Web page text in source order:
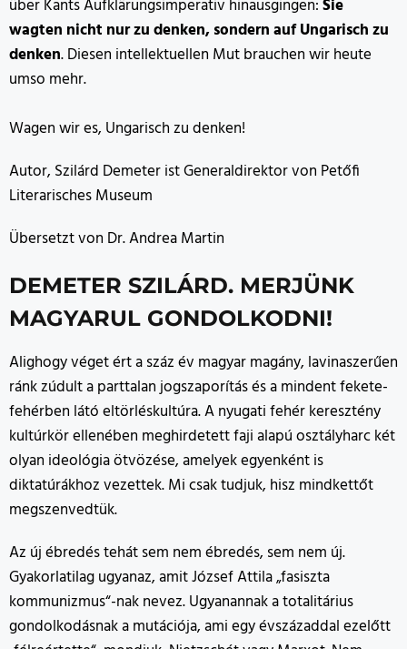
über Kants Aufklärungsimperativ hinausgingen:Sie
wagten nicht nur zu denken, sondern auf Ungarisch zu
denken. Diesen intellektuellen Mut brauchen wir heute
umso mehr.
Wagen wir es, Ungarisch zu denken!
Autor, Szilárd Demeter ist Generaldirektor von Petőfi
Literarisches Museum
Übersetzt von Dr. Andrea Martin
DEMETER SZILÁRD. MERJÜNK
MAGYARUL GONDOLKODNI!
Alighogy véget ért a száz év magyar magány, lavinaszerűen
ránk zúdult a parttalan jogszaporítás és a mindent fekete-
fehérben látó eltörléskultúra. A nyugati fehér keresztény
kultúrkör ellenében meghirdetett faji alapú osztályharc két
olyan ideológia ötvözése, amelyek egyenként is
diktatúrákhoz vezettek. Mi csak tudjuk, hisz mindkettőt
megszenvedtük.
Az új ébredés tehát sem nem ébredés, sem nem új.
Gyakorlatilag ugyanaz, amit József Attila „fasiszta
kommunizmus“-nak nevez. Ugyanannak a totalitárius
gondolkodásnak a mutációja, ami egy évszázaddal ezelőtt